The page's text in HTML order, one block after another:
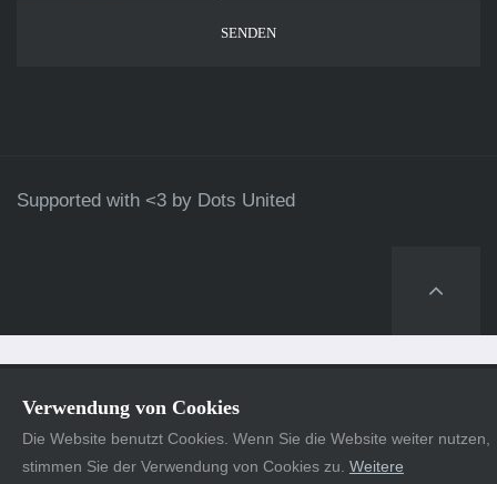
Supported with <3 by Dots United
Verwendung von Cookies
Die Website benutzt Cookies. Wenn Sie die Website weiter nutzen,
stimmen Sie der Verwendung von Cookies zu. Weitere